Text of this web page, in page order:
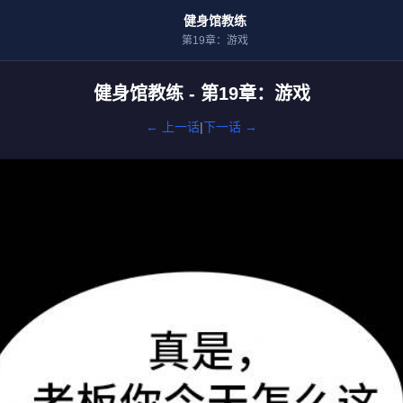
健身馆教练
第19章：游戏
健身馆教练 - 第19章：游戏
← 上一话|下一话 →